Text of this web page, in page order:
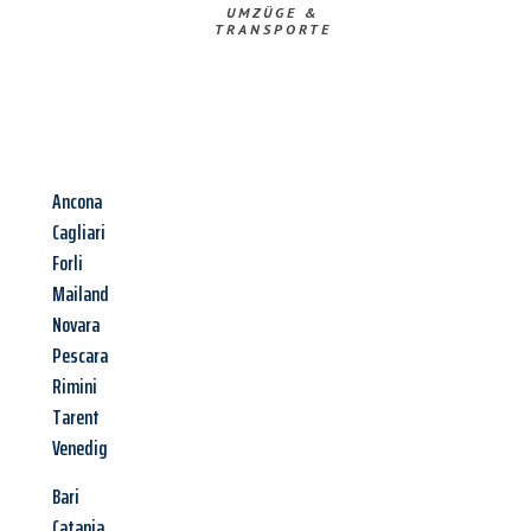
UMZÜGE &
TRANSPORTE
Ancona
Cagliari
Forli
Mailand
Novara
Pescara
Rimini
Tarent
Venedig
Bari